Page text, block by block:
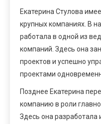
Екатерина Стулова
крупных компаниях. В
работала в одной из
компаний. Здесь она
проектов и успешно
проектами
Позднее Екатерина
компанию в роли
Здесь она